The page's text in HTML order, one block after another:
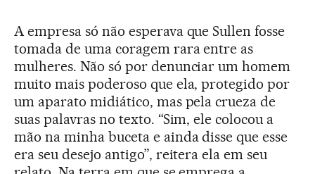
A empresa só não esperava que Sullen fosse
tomada de uma coragem rara entre as
mulheres. Não só por denunciar um homem
muito mais poderoso que ela, protegido por
um aparato midiático, mas pela crueza de
suas palavras no texto. “Sim, ele colocou a
mão na minha buceta e ainda disse que esse
era seu desejo antigo”, reitera ela em seu